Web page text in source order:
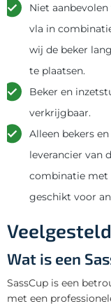
Niet
vla in
wij de beker
te plaatsen.
Beker en
verkrijgbaar.
Alleen bekers
leverancier van
combinatie met
geschikt voor
Wat is een
SassCup is een
met een